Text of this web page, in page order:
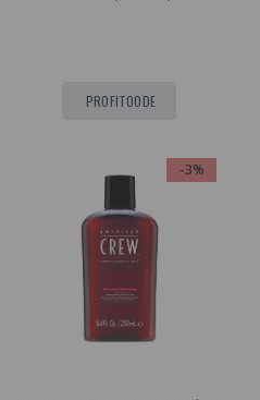
PROFITOODE
-3%